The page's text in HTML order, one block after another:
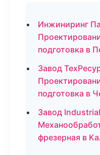
Инжиниринг
подготовка в
Завод
подготовка в
Завод
фрезерная в